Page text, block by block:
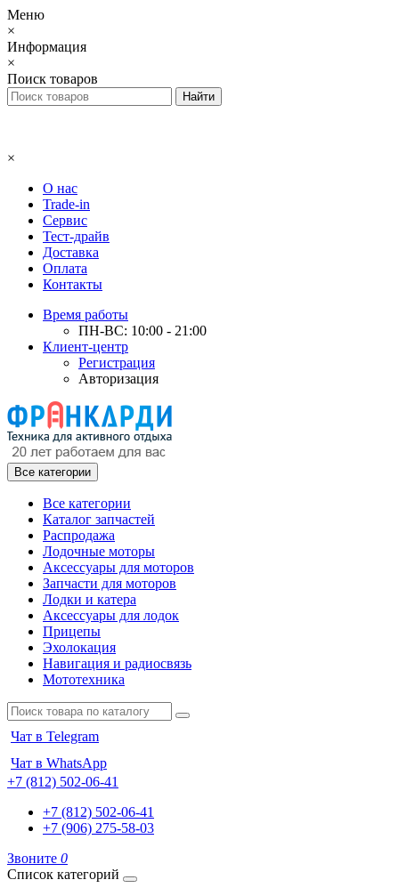
Меню
×
Информация
×
Поиск товаров
×
О нас
Trade-in
Сервис
Тест-драйв
Доставка
Оплата
Контакты
Время работы
ПН-ВС: 10:00 - 21:00
Клиент-центр
Регистрация
Авторизация
Все категории
Все категории
Каталог запчастей
Распродажа
Лодочные моторы
Аксессуары для моторов
Запчасти для моторов
Лодки и катера
Аксессуары для лодок
Прицепы
Эхолокация
Навигация и радиосвязь
Мототехника
Чат в Telegram
Чат в WhatsApp
+7 (812) 502-06-41
+7 (812) 502-06-41
+7 (906) 275-58-03
Звоните 0
Список категорий